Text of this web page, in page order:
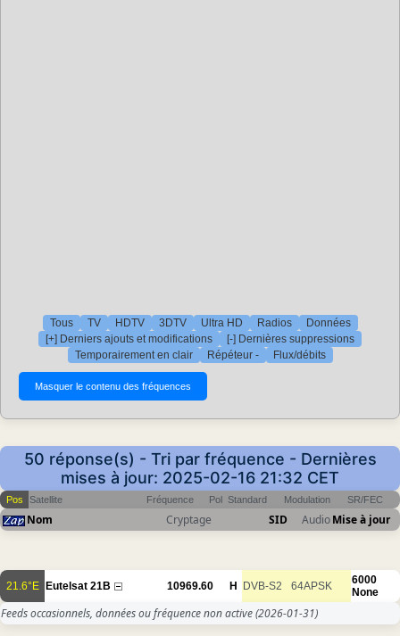
Tous TV HDTV 3DTV Ultra HD Radios
Données
[+] Derniers ajouts et modifications
[-] Dernières suppressions
Temporairement en clair
Répéteur - Flux/débits
50 réponse(s) - Tri par fréquence - Dernières
mises à jour: 2025-02-16 21:32 CET
Pos Satellite Fréquence Pol Standard Modulation SR/FEC
Nom Cryptage SID AudioMise à jour
21.6°E Eutelsat 21B 10969.60 H DVB-S2 64APSK
6000
None
Feeds occasionnels, données ou fréquence non active(2026-01-31)